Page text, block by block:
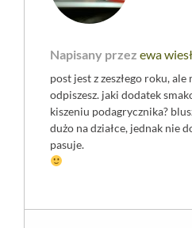
Napisany przez ewa
post jest z zeszłego roku, ale
odpiszesz. jaki dodatek
kiszeniu podagrycznika?
dużo na działce, jednak nie
pasuje.